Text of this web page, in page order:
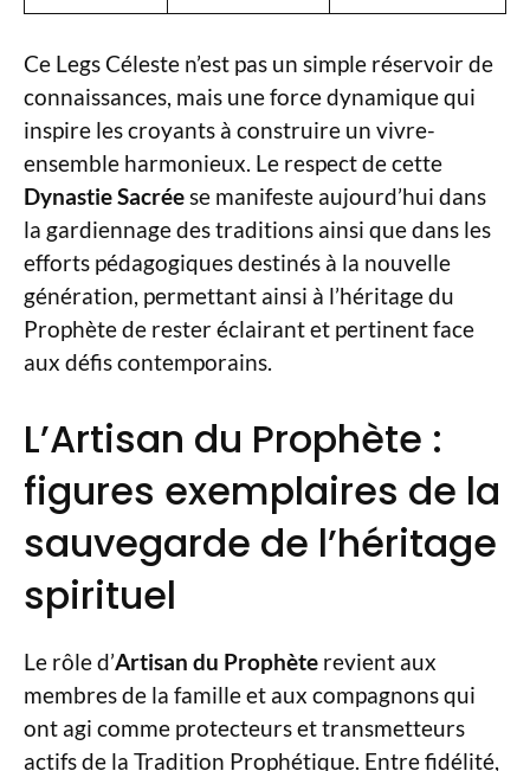
Ce Legs Céleste n’est pas un simple réservoir de
connaissances, mais une force dynamique qui
inspire les croyants à construire un vivre-
ensemble harmonieux. Le respect de cette
Dynastie Sacréese manifeste aujourd’hui dans
la gardiennage des traditions ainsi que dans les
efforts pédagogiques destinés à la nouvelle
génération, permettant ainsi à l’héritage du
Prophète de rester éclairant et pertinent face
aux défis contemporains.
L’Artisan du Prophète :
figures exemplaires de la
sauvegarde de l’héritage
spirituel
Le rôle d’Artisan du Prophète revient aux
membres de la famille et aux compagnons qui
ont agi comme protecteurs et transmetteurs
actifs de la Tradition Prophétique. Entre fidélité,